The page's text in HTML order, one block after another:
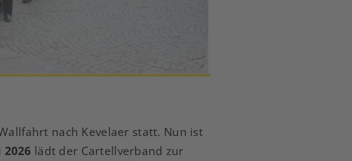
nach Kevelaer statt. Nun ist
lädt der Cartellverband zur